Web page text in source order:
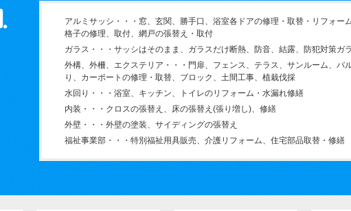
アルミサッシ・・・窓、玄関、勝手口、浴室各ドアの修理・取替・リフォー
格子の修理、取付、網戸の張替え・取付
ガラス・・・サッシはそのまま、ガラスだけ断熱、防音、結露、防犯対策ガ
外構、外柵、エクステリア・・・門扉、フェンス、テラス、サンルーム、バ
り、カーポートの修理・取替、ブロック、土間工事、植栽伐採
水回り・・・浴室、キッチン、トイレのリフォーム・水漏れ修繕
内装・・・クロスの張替え、床の張替え(張り増し)、修繕
外壁・・・外壁の塗装、サイディングの張替え
福祉事業部・・・特別福祉用具販売、介護リフォーム、住宅部品取替・修繕